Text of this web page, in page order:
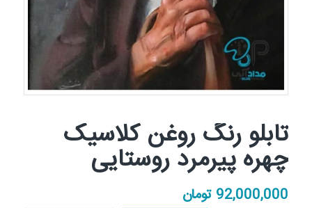
تابلو رنگ روغن کلاسیک
چهره پیرمرد روستایی
92,000,000 تومان